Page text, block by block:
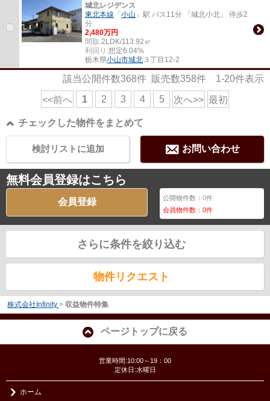
城北レジデンス
東北本線 「 小山 」駅 バス11分 「城北小北」 停歩2
分
2,480万円
間取:2LDK/113.92㎡
利回り:想定6.04%
栃木県小山市城北 ３丁目12-2
該当公開件数368件 販売数358件 1-20件表示
<<前へ 1 2 3 4 5 次へ>> 最初
チェックした物件をまとめて
お問い合わせ
検討リストに追加
無料会員登録はこちら
会員登録 公開物件数：0件
会員物件数：0件
さらに条件を絞り込む
物件リクエスト
株式会社Infinity > 収益物件特集
ページトップに戻る
営業時間:10:00～19：00
定休日:水曜日
ホーム